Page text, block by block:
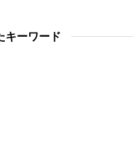
キーワード